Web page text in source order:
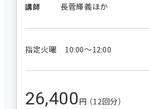
講師 長菅輝義ほか
指定火曜 10:00～12:00
26,400円 （12回分）